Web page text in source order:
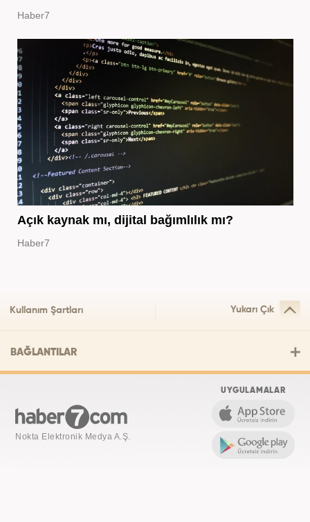
Haber7
Açık kaynak mı, dijital bağımlılık mı?
Haber7
Kullanım Şartları Yukarı Çık
BAĞLANTILAR
Nokta Elektronik Medya A.Ş.
UYGULAMALAR